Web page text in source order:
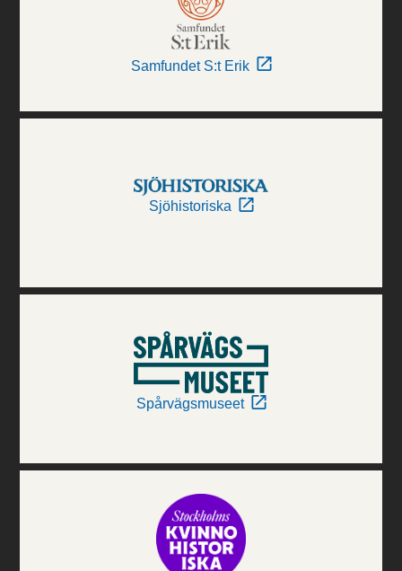
Samfundet S:t Erik
Sjöhistoriska
Spårvägsmuseet